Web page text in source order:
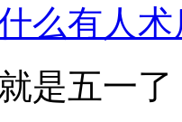
么有人
是五一